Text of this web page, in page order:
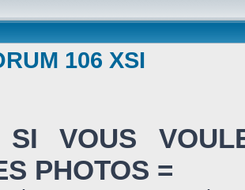
106 XSI
VOUS
PHOTOS =